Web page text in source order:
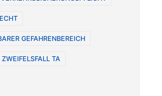
GEFAHRENBEREICH
ZWEIFELSFALL TA